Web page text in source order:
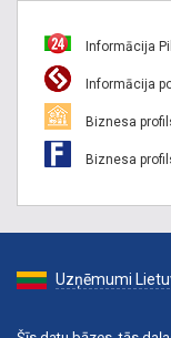
Informācija
Informācija
Biznesa
Biznesa
Uzņēmumi